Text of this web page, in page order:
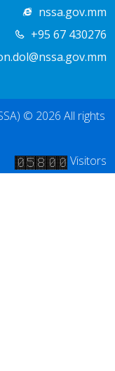
nssa.gov.mm
+95 67 430276
© 2026 All rights
Visitors